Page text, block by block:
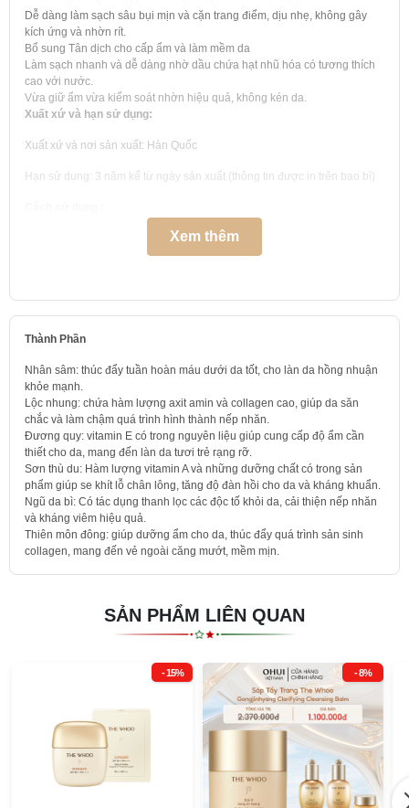
Dễ dàng làm sạch sâu bụi mịn và cặn trang điểm, dịu nhẹ, không gây
kích ứng và nhờn rít.
Bổ sung Tân dịch cho cấp ẩm và làm mềm da
Làm sạch nhanh và dễ dàng nhờ dầu chứa hạt nhũ hóa có tương thích
cao với nước.
Vừa giữ ẩm vừa kiểm soát nhờn hiệu quả, không kén da.
Xuất xứ và hạn sử dụng:
Xuất xứ và nơi sản xuất: Hàn Quốc
Hạn sử dụng: 3 năm kể từ ngày sản xuất (thông tin được in trên bao bì)
Bước 1: Lấy một lượng dầu tẩy trang Whoo vừa đủ vừa đủ dàn trải lên
mặt và massage từ 30 giây cho tới 1 phút (Lưu ý tay và mặt đều ở trạng
Bước 2: Lấy một ít nước và massage trong 30 giây, lúc này dầu sẽ
chuyển sang dạng sữa để một lần nữa lấy đi những cặn bẩn còn sót lại
trên da.
Bước 3: Rửa mặt lại với nước, sau đó dùng sữa rửa mặt Whoo giúp tối
ưu hóa hiệu quả làm sạch sâu.
Xem thêm
Thành Phần
Nhân sâm: thúc đẩy tuần hoàn máu dưới da tốt, cho làn da hồng nhuận
khỏe mạnh.
Lộc nhung: chứa hàm lượng axit amin và collagen cao, giúp da săn
chắc và làm chậm quá trình hình thành nếp nhăn.
Đương quy: vitamin E có trong nguyên liệu giúp cung cấp độ ẩm cần
thiết cho da, mang đến làn da tươi trẻ rạng rỡ.
Sơn thù du: Hàm lượng vitamin A và những dưỡng chất có trong sản
phẩm giúp se khít lỗ chân lông, tăng độ đàn hồi cho da và kháng khuẩn.
Ngũ da bì: Có tác dụng thanh lọc các độc tố khỏi da, cải thiện nếp nhăn
và kháng viêm hiệu quả.
Thiên môn đông: giúp dưỡng ẩm cho da, thúc đẩy quá trình sản sinh
collagen, mang đến vẻ ngoài căng mướt, mềm mịn.
SẢN PHẨM LIÊN QUAN
- 15% - 8%